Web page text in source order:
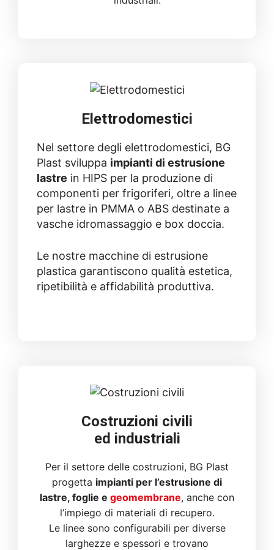
Elettrodomestici
Nel settore degli elettrodomestici, BG
Plast sviluppa impianti di estrusione
lastre in HIPS per la produzione di
componenti per frigoriferi, oltre a linee
per lastre in PMMA o ABS destinate a
vasche idromassaggio e box doccia.
Le nostre macchine di estrusione
plastica garantiscono qualità estetica,
ripetibilità e affidabilità produttiva.
Costruzioni civili
ed industriali
Per il settore delle costruzioni, BG Plast
progetta impianti per l’estrusione di
lastre, foglie e geomembrane, anche con
l’impiego di materiali di recupero.
Le linee sono configurabili per diverse
larghezze e spessori e trovano